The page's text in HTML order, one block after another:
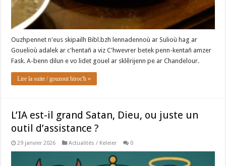
Ouzhpennet n'eus skipailh Bibl.bzh lennadennoù ar Sulioù hag ar
Gouelioù adalek ar c'hentañ a viz C'hwevrer betek penn-kentañ amzer
Fask. A-benn dilun e vo lidet gouel ar sklêrijenn pe ar Chandelour.
Lire la suite / gouzout hiroc'h »
L’IA est-il grand Satan, Dieu, ou juste un
outil d’assistance ?
29 janvier 2026 Actualités / Keleier 0